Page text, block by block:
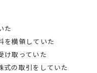
た
を横領していた
け取っていた
式の取引をしていた